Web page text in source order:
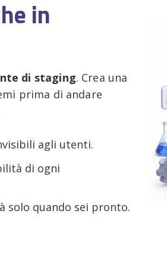
in
di staging. Crea una
prima di andare
agli utenti.
di ogni
solo quando sei pronto.